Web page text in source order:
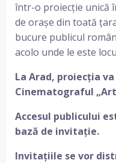
într-o proiecție unică
de orașe din toată
bucure publicul
acolo unde le este
La Arad, proiecția
Cinematograful
Accesul publicului
bază de invitație.
Invitațiile se vor